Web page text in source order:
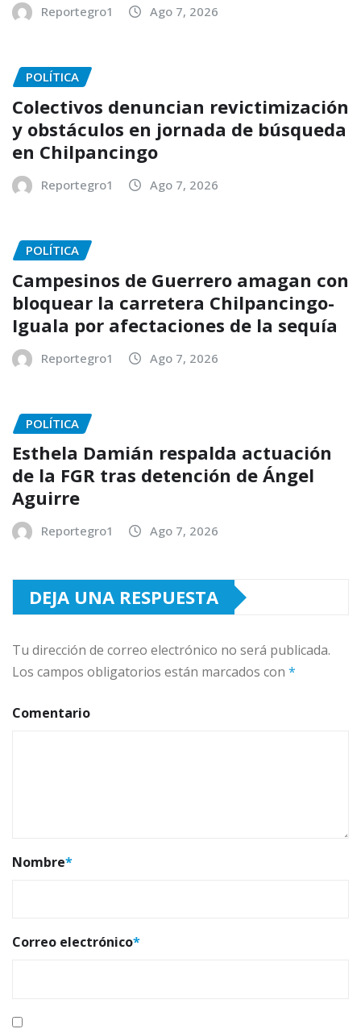
Reportegro1 Ago 7, 2026
POLÍTICA
Colectivos denuncian revictimización
y obstáculos en jornada de búsqueda
en Chilpancingo
Reportegro1 Ago 7, 2026
POLÍTICA
Campesinos de Guerrero amagan con
bloquear la carretera Chilpancingo-
Iguala por afectaciones de la sequía
Reportegro1 Ago 7, 2026
POLÍTICA
Esthela Damián respalda actuación
de la FGR tras detención de Ángel
Aguirre
Reportegro1 Ago 7, 2026
DEJA UNA RESPUESTA
Tu dirección de correo electrónico no será publicada.
Los campos obligatorios están marcados con *
Comentario
Nombre*
Correo electrónico*